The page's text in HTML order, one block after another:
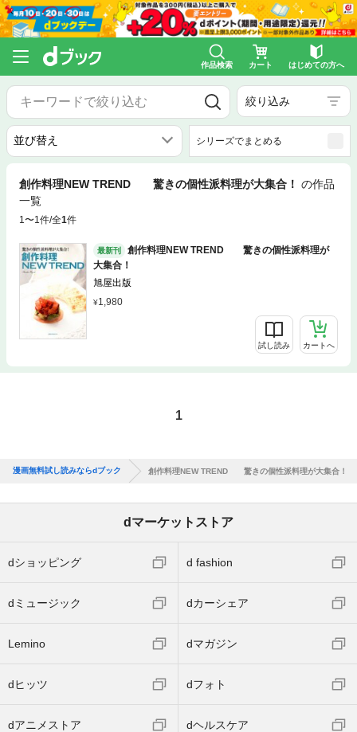
作品検索 カート はじめての方へ
絞り込み
シリーズでまとめる
創作料理NEW TREND 驚きの個性派料理が大集合！ の作品
一覧
1〜1件/全1件
最新刊
創作料理NEW TREND 驚きの個性派料理が
大集合！
旭屋出版
1,980
試し読み カートへ
1
漫画無料試し読みならdブック 創作料理NEW TREND 驚きの個性派料理が大集合！
dマーケットストア
dショッピング d fashion
dミュージック dカーシェア
Lemino dマガジン
dヒッツ dフォト
dアニメストア dヘルスケア